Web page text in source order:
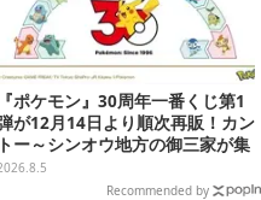
『ポケモン』30周年一番くじ第1
が12月14日より順次再販！カン
トー～シンオウ地方の御三家が集
った時計、ぬいぐるみなど記念
グッズ盛りだくさんRecommended by